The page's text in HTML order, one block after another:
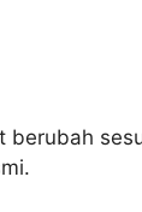
berubah